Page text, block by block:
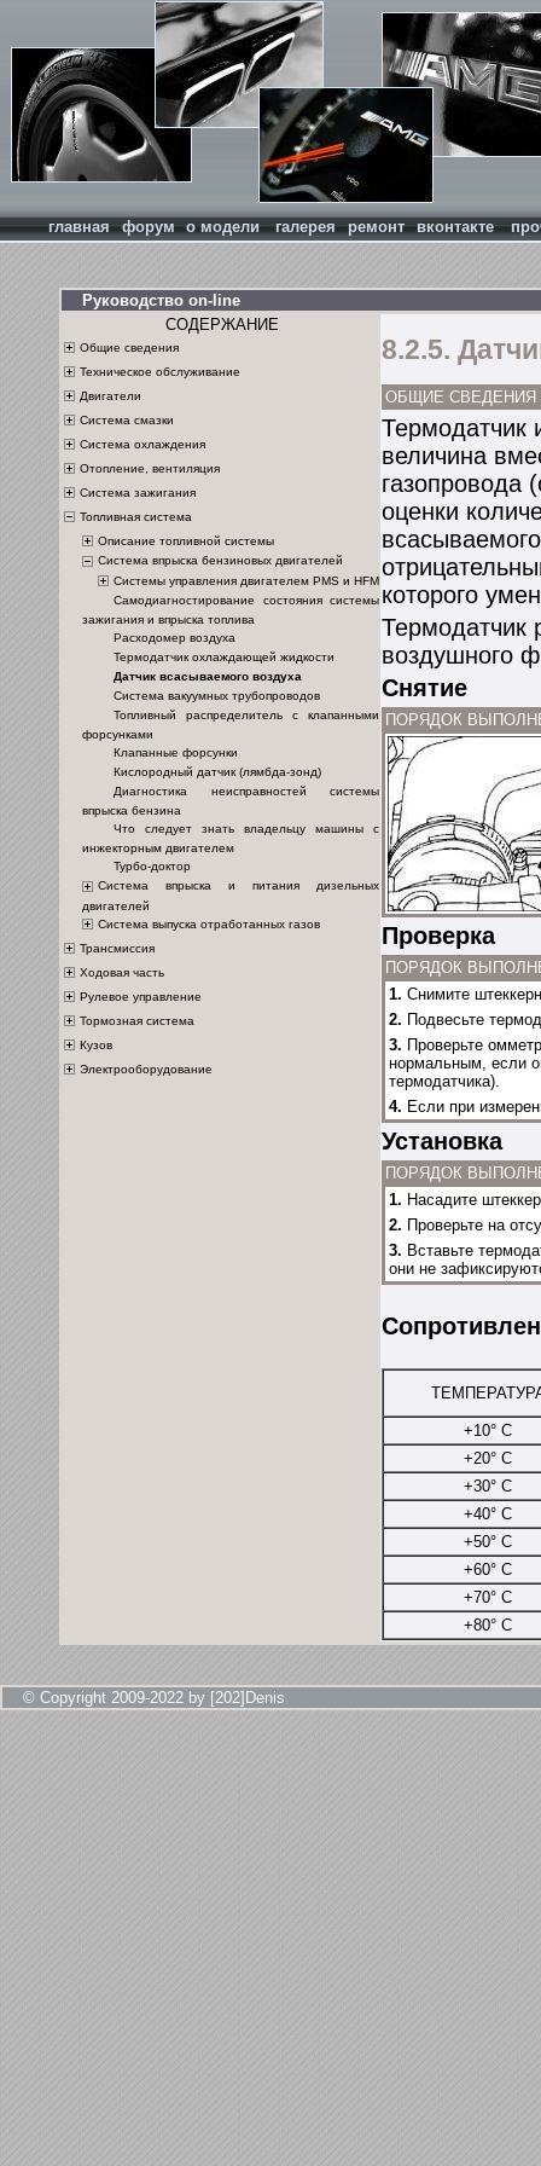
главная форум о модели галерея ремонт вконтакте
Руководство on-line
СОДЕРЖАНИЕ
Общие сведения
Техническое обслуживание
Двигатели
Система смазки
Система охлаждения
Отопление, вентиляция
Система зажигания
Топливная система
Описание топливной системы
Система впрыска бензиновых двигателей
Системы управления двигателем PMS и HFM
Самодиагностирование состояния системы
зажигания и впрыска топлива
Расходомер воздуха
Термодатчик охлаждающей жидкости
Датчик всасываемого воздуха
Система вакуумных трубопроводов
Топливный распределитель с клапанными
форсунками
Клапанные форсунки
Кислородный датчик (лямбда-зонд)
Диагностика неисправностей системы
впрыска бензина
Что следует знать владельцу машины с
инжекторным двигателем
Турбо-доктор
Система впрыска и питания дизельных
двигателей
Система выпуска отработанных газов
Трансмиссия
Ходовая часть
Рулевое управление
Тормозная система
Кузов
Электрооборудование
8.2.5.
ОБЩИЕ СВЕДЕНИЯ
Термодатчик
величина
газопровода
оценки
которого
Термодатчик
воздушного
Снятие
ПОРЯДОК
Проверка
ПОРЯДОК
1. Снимите
2. Подвесьте
3. Проверьте
нормальным, если
термодатчика).
4. Если при
Установка
ПОРЯДОК
1. Насадите
2. Проверьте на
3. Вставьте
они не
+10° С
+20° С
+30° С
+40° С
+50° С
+60° С
+70° С
+80° С
© Copyright 2009-2022 by [202]Denis